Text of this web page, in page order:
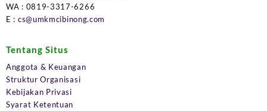
WA : 0819-3317-6266
E : cs@umkmcibinong.com
Tentang Situs
Anggota & Keuangan
Struktur Organisasi
Kebijakan Privasi
Syarat Ketentuan